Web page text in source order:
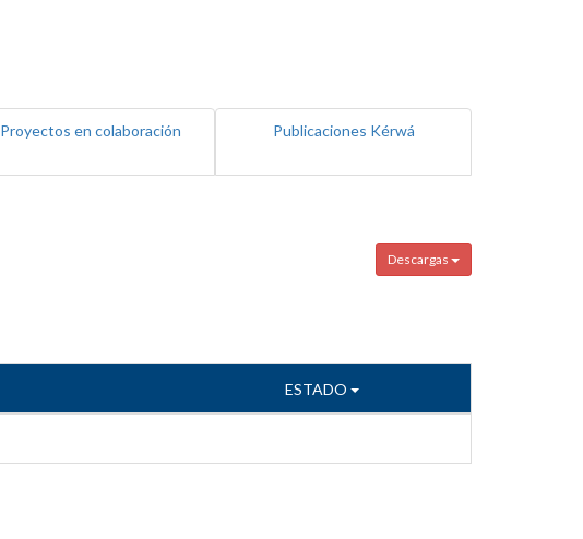
Proyectos en colaboración Publicaciones Kérwá
Descargas
ESTADO